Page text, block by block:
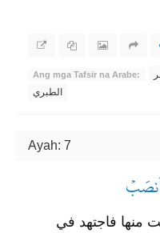
Ang mga Tafsir na Arabe:
الطبري
Ayah: 7
منها فاجتهد في